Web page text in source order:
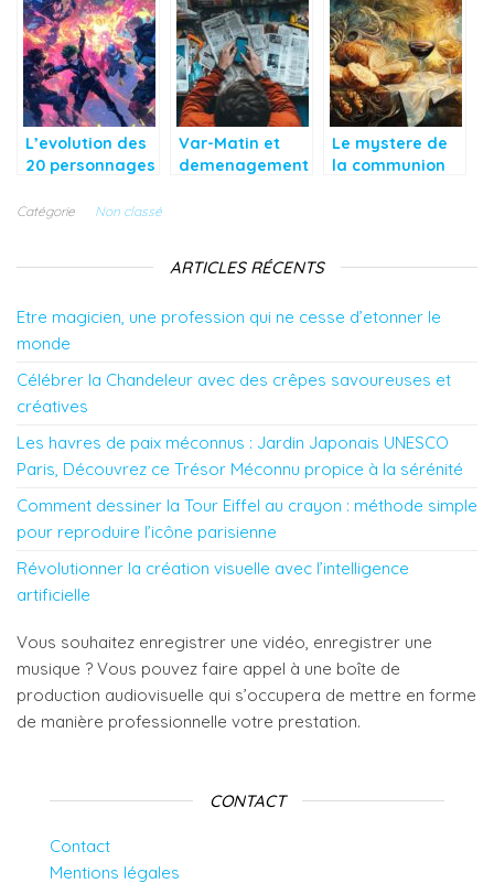
méditation
ancestrale pour
apaiser l’âme
musicale qui
inspire toute
une génération
centimes rare
et connaître sa
valeur ? Les
cotations
essentielles
L’evolution des
20 personnages
acclames de My
Var-Matin et
demenagement
forme
Le mystere de
la communion
Catégorie Non classé
ARTICLES RÉCENTS
Etre magicien, une profession qui ne cesse d’etonner le
monde
Célébrer la Chandeleur avec des crêpes savoureuses et
créatives
Les havres de paix méconnus : Jardin Japonais UNESCO
Paris, Découvrez ce Trésor Méconnu propice à la sérénité
Comment dessiner la Tour Eiffel au crayon : méthode simple
pour reproduire l’icône parisienne
Révolutionner la création visuelle avec l’intelligence
artificielle
Vous souhaitez enregistrer une vidéo, enregistrer une
musique ? Vous pouvez faire appel à une boîte de
production audiovisuelle qui s’occupera de mettre en forme
de manière professionnelle votre prestation.
CONTACT
Contact
Mentions légales